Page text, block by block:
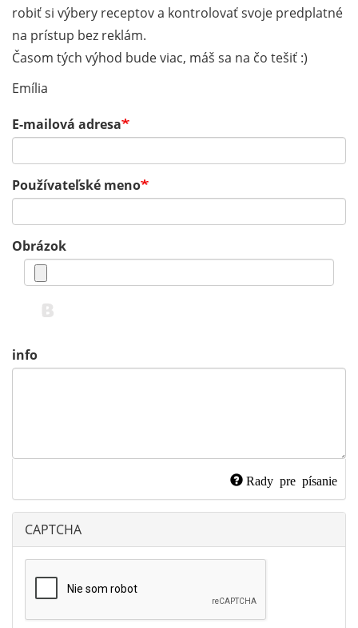
robiť si výbery receptov a kontrolovať svoje predplatné
na prístup bez reklám.
Časom tých výhod bude viac, máš sa na čo tešiť :)
Emília
E-mailová adresa
Používateľské meno
Obrázok
info
Rady pre písanie
CAPTCHA